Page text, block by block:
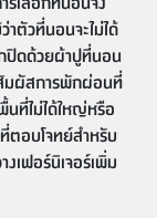
ตัวที่นอนจะไม่ได้
ปิดด้วยผ้าปูที่นอน
ผัสการพักผ่อนที่
ที่ไม่ได้ใหญ่หรือ
อบโจทย์สำหรับ
เฟอร์นิเจอร์เพิ่ม